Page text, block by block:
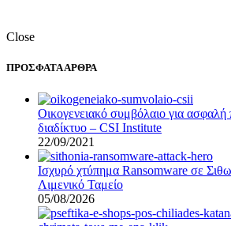
Close
ΠΡΟΣΦΑΤΑ ΑΡΘΡΑ
Οικογενειακό συμβόλαιο για
διαδίκτυο – CSI Institute
22/09/2021
Ισχυρό χτύπημα Ransomware σε
Λιμενικό Ταμείο
05/08/2026